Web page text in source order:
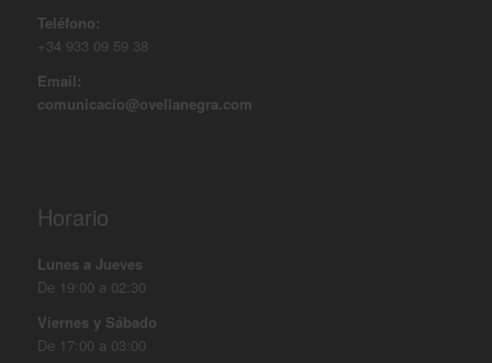
Teléfono:
+34 933 09 59 38
Email:
comunicacio@ovellanegra.com
Horario
Lunes a Jueves
De 19:00 a 02:30
Viernes y Sábado
De 17:00 a 03:00